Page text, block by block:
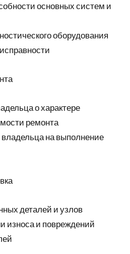
основных систем и
оборудования
о характере
ремонта
на выполнение
деталей и узлов
износа и повреждений